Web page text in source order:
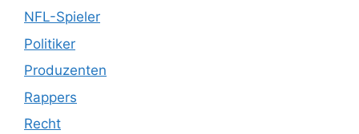
NFL-Spieler
Politiker
Produzenten
Rappers
Recht